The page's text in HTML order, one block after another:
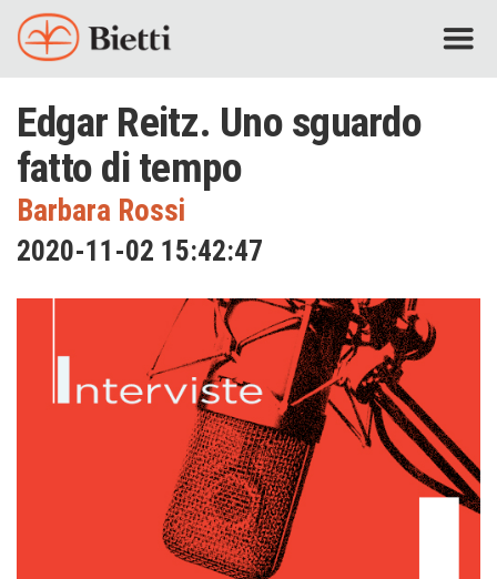
Edgar Reitz. Uno sguardo
fatto di tempo
Barbara Rossi
2020-11-02 15:42:47